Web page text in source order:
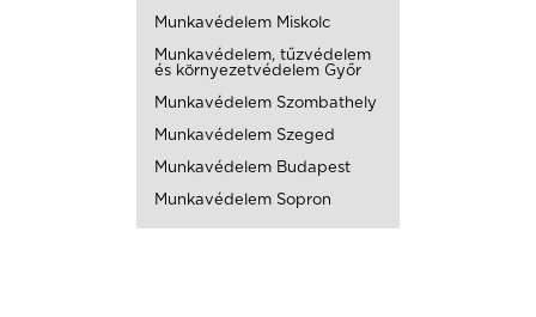
Munkavédelem Miskolc
Munkavédelem, tűzvédelem
és környezetvédelem Győr
Munkavédelem Szombathely
Munkavédelem Szeged
Munkavédelem Budapest
Munkavédelem Sopron